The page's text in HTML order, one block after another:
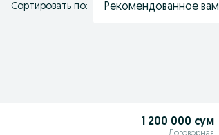
Сортировать по: Рекомендованное вам
1 200 000 сум